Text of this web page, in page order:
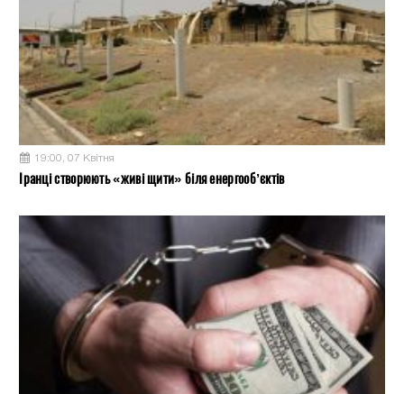
19:00, 07 Квітня
Іранці створюють «живі щити» біля енергооб’єктів